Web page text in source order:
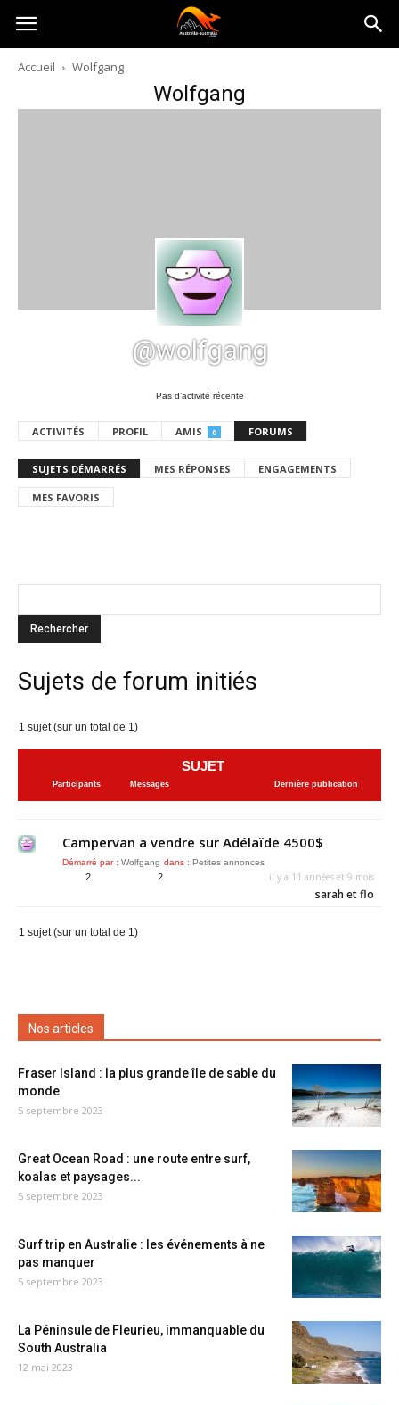
Australia-
australie.com
Accueil Wolfgang
Wolfgang
@wolfgang
Pas d’activité récente
ACTIVITÉS PROFIL AMIS 0 FORUMS
SUJETS DÉMARRÉS MES RÉPONSES ENGAGEMENTS
MES FAVORIS
Sujets de forum initiés
1 sujet (sur un total de 1)
SUJET
Participants Messages Dernière publication
Campervan a vendre sur Adélaïde 4500$
Démarré par : Wolfgang dans : Petites annonces
2 2 il y a 11 années et 9 mois
sarah et flo
1 sujet (sur un total de 1)
Nos articles
Fraser Island : la plus grande île de sable du
monde
5 septembre 2023
Great Ocean Road : une route entre surf,
koalas et paysages...
5 septembre 2023
Surf trip en Australie : les événements à ne
pas manquer
5 septembre 2023
La Péninsule de Fleurieu, immanquable du
South Australia
12 mai 2023